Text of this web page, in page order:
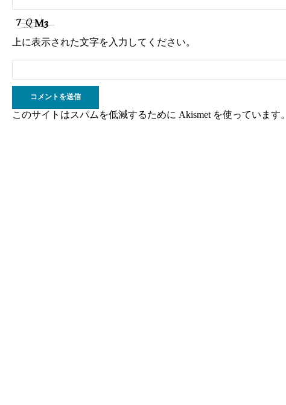
上に表示された文字を入力してください。
このサイトはスパムを低減するために Akismet を使っています。